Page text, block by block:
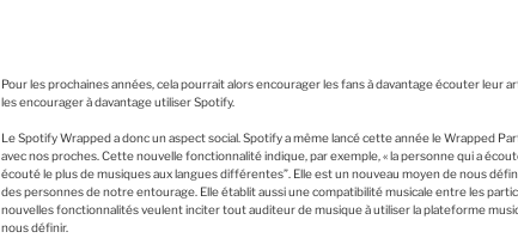
Pour les prochaines années, cela pourrait alors encourager les fans à davantage écouter
les encourager à davantage utiliser Spotify.
Le Spotify Wrapped a donc un aspect social. Spotify a même lancé cette année le Wrapped
avec nos proches. Cette nouvelle fonctionnalité indique, par exemple, « la personne qui a
écouté le plus de musiques aux langues différentes”. Elle est un nouveau moyen de nous
des personnes de notre entourage. Elle établit aussi une compatibilité musicale entre les
nouvelles fonctionnalités veulent inciter tout auditeur de musique à utiliser la plateforme
nous définir.